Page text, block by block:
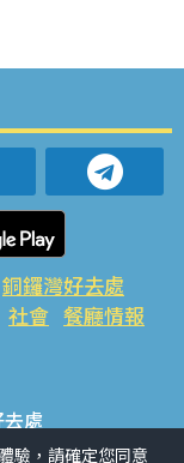
銅鑼灣好去處
社會 餐廳情報
處
角好去處 社會
驗，請確定您同意